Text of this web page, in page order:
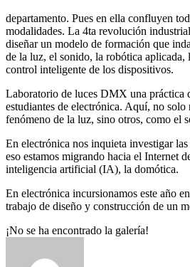
departamento. Pues en ella confluyen
modalidades. La 4ta revolución
diseñar un modelo de formación que
de la luz, el sonido, la robótica aplicada,
control inteligente de los dispositivos.
Laboratorio de luces DMX una práctica
estudiantes de electrónica. Aquí, no solo
fenómeno de la luz, sino otros, como el
En electrónica nos inquieta investigar
eso estamos migrando hacia el Internet
inteligencia artificial (IA), la domótica.
En electrónica incursionamos este año
trabajo de diseño y construcción de un
¡No se ha encontrado la galería!